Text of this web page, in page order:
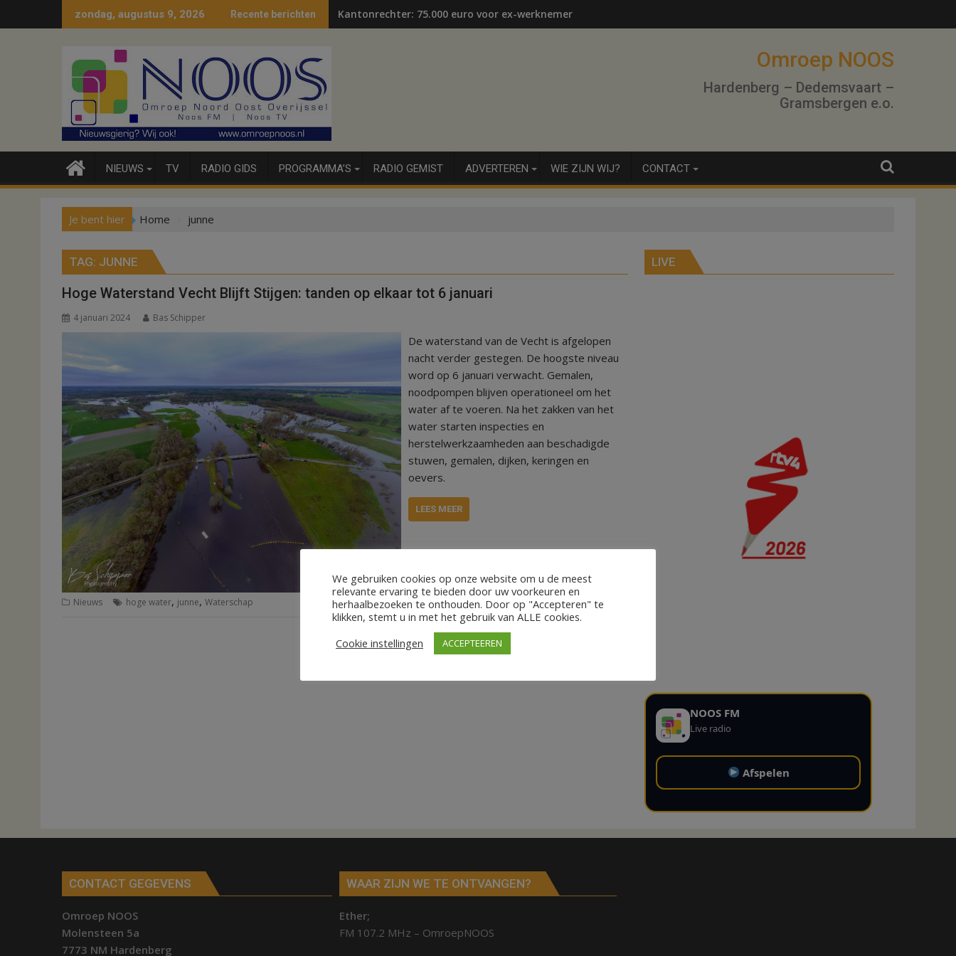
naar
zondag, augustus 9, 2026 Recente berichten Kantonrechter: 75.000 euro voor ex-werknemers
Omroep NOOS
Hardenberg – Dedemsvaart –
Gramsbergen e.o.
NIEUWS TV RADIO GIDS PROGRAMMA’S RADIO GEMIST ADVERTEREN WIE ZIJN WIJ? CONTACT
Je bent hier Home junne
TAG: JUNNE
Hoge Waterstand Vecht Blijft Stijgen: tanden op elkaar tot 6 januari
4 januari 2024 Bas Schipper
De waterstand van de Vecht is afgelopen
nacht verder gestegen. De hoogste niveau
word op 6 januari verwacht. Gemalen,
noodpompen blijven operationeel om het
water af te voeren. Na het zakken van het
water starten inspecties en
herstelwerkzaamheden aan beschadigde
stuwen, gemalen, dijken, keringen en
oevers.
LEES MEER
Nieuws hoge water, junne, Waterschap
LIVE
NOOS FM
Live radio
Afspelen
CONTACT GEGEVENS
Omroep NOOS
Molensteen 5a
7773 NM Hardenberg
WAAR ZIJN WE TE ONTVANGEN?
Ether;
FM 107.2 MHz – OmroepNOOS
We gebruiken cookies op onze website om u de meest
relevante ervaring te bieden door uw voorkeuren en
herhaalbezoeken te onthouden. Door op "Accepteren" te
klikken, stemt u in met het gebruik van ALLE cookies.
Cookie instellingen
ACCEPTEEREN